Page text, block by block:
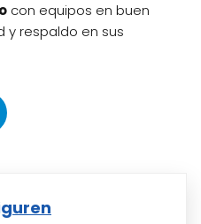
con equipos en buen
y respaldo en sus